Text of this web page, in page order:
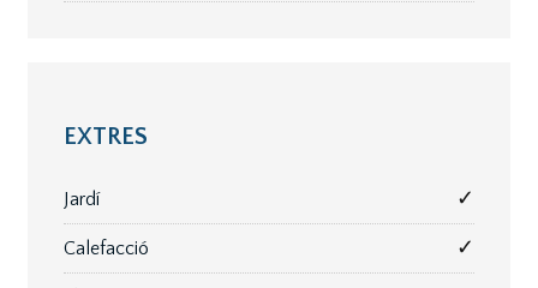
EXTRES
Jardí ✓
Calefacció ✓